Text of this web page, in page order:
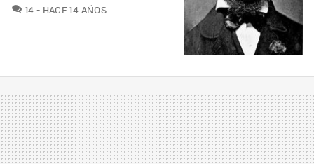
14 COMENTARIOS
HACE 14 AÑOS